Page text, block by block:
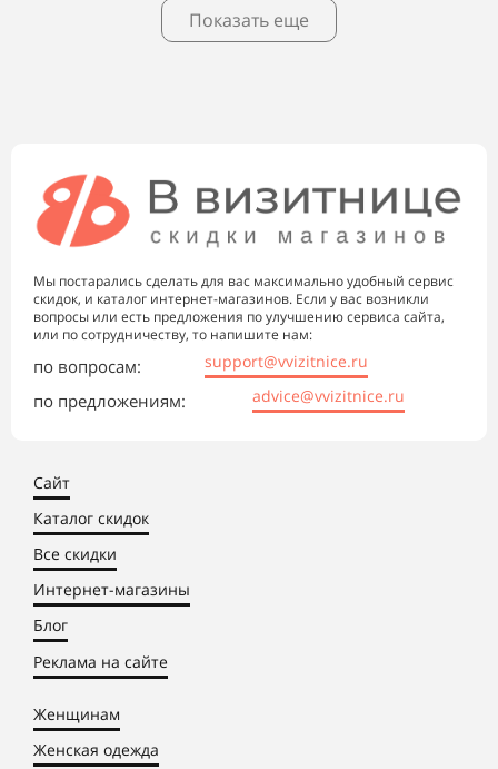
Показать еще
Мы постарались сделать для вас максимально удобный сервис
скидок, и каталог интернет-магазинов. Если у вас возникли
вопросы или есть предложения по улучшению сервиса сайта,
или по сотрудничеству, то напишите нам:
по вопросам: support@vvizitnice.ru
по предложениям: advice@vvizitnice.ru
Сайт
Каталог скидок
Все скидки
Интернет-магазины
Блог
Реклама на сайте
Женщинам
Женская одежда